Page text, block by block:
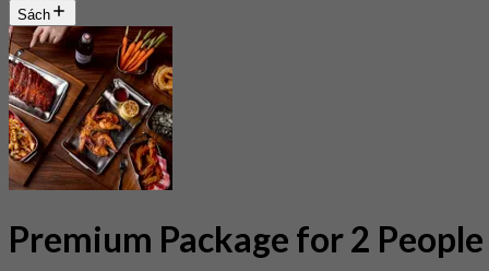
Sách
Premium Package for 2 People